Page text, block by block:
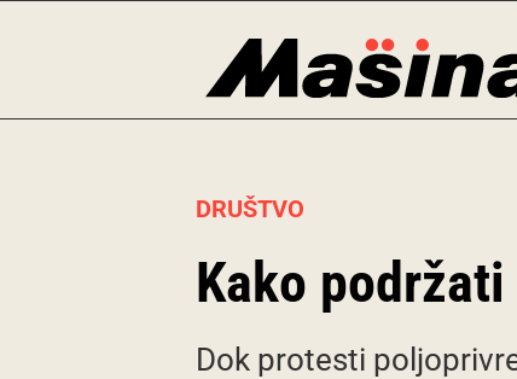
DRUŠTVO
Kako
Dok protesti